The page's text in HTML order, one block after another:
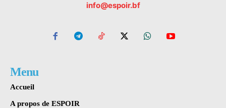
info@espoir.bf
Menu
Accueil
A propos de ESPOIR